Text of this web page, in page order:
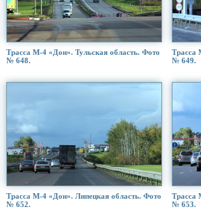
Трасса М-4 «Дон». Тульская область. Фото
№ 648.
Трасса
№ 649.
Трасса М-4 «Дон». Липецкая область. Фото
№ 652.
Трасса
№ 653.